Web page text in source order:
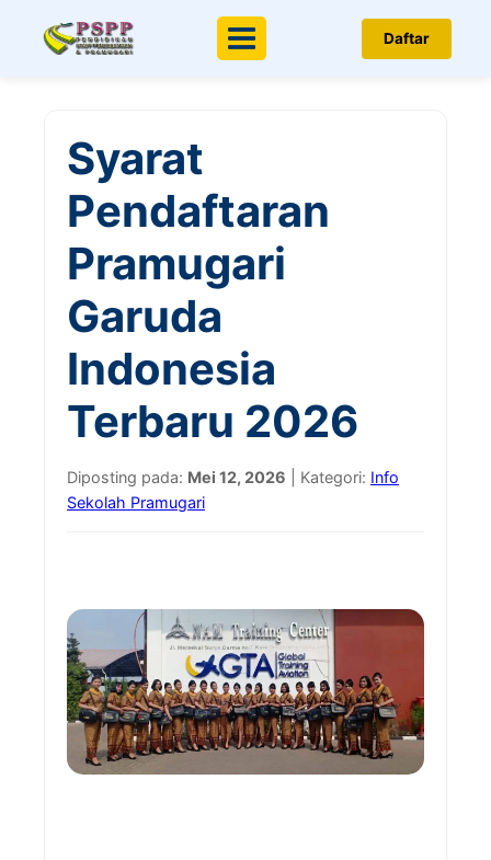
Menu Daftar
Syarat
Pendaftaran
Pramugari
Garuda
Indonesia
Terbaru 2026
Diposting pada: Mei 12, 2026 | Kategori: Info
Sekolah Pramugari